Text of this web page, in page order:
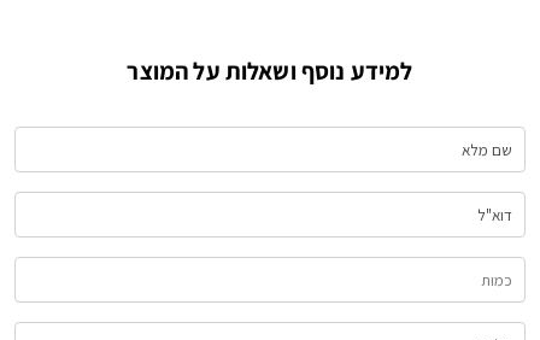
למידע נוסף ושאלות על המוצר